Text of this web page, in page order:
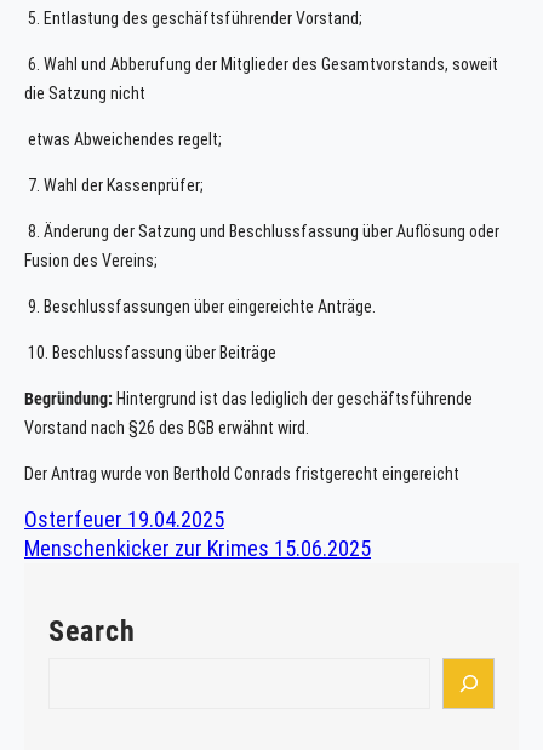
5. Entlastung des geschäftsführender Vorstand;
6. Wahl und Abberufung der Mitglieder des Gesamtvorstands, soweit
die Satzung nicht
etwas Abweichendes regelt;
7. Wahl der Kassenprüfer;
8. Änderung der Satzung und Beschlussfassung über Auflösung oder
Fusion des Vereins;
9. Beschlussfassungen über eingereichte Anträge.
10. Beschlussfassung über Beiträge
Begründung: Hintergrund ist das lediglich der geschäftsführende
Vorstand nach §26 des BGB erwähnt wird.
Der Antrag wurde von Berthold Conrads fristgerecht eingereicht
Osterfeuer 19.04.2025
Menschenkicker zur Krimes 15.06.2025
Search